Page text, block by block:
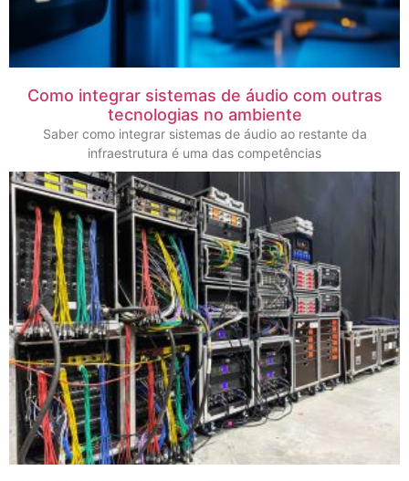
Como integrar sistemas de áudio com outras
tecnologias no ambiente
Saber como integrar sistemas de áudio ao restante da
infraestrutura é uma das competências